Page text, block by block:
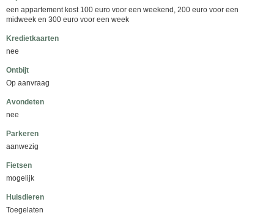
een appartement kost 100 euro voor een weekend, 200 euro voor een
midweek en 300 euro voor een week
Kredietkaarten
nee
Ontbijt
Op aanvraag
Avondeten
nee
Parkeren
aanwezig
Fietsen
mogelijk
Huisdieren
Toegelaten